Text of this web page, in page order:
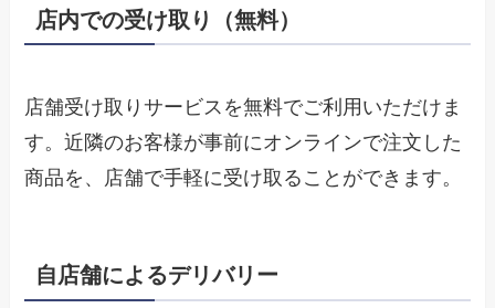
店内での受け取り（無料）
店舗受け取りサービスを無料でご利用いただけま
す。近隣のお客様が事前にオンラインで注文した
商品を、店舗で手軽に受け取ることができます。
自店舗によるデリバリー